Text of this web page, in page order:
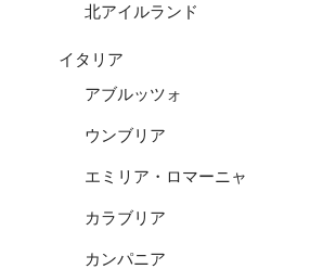
北アイルランド
イタリア
アブルッツォ
ウンブリア
エミリア・ロマーニャ
カラブリア
カンパニア